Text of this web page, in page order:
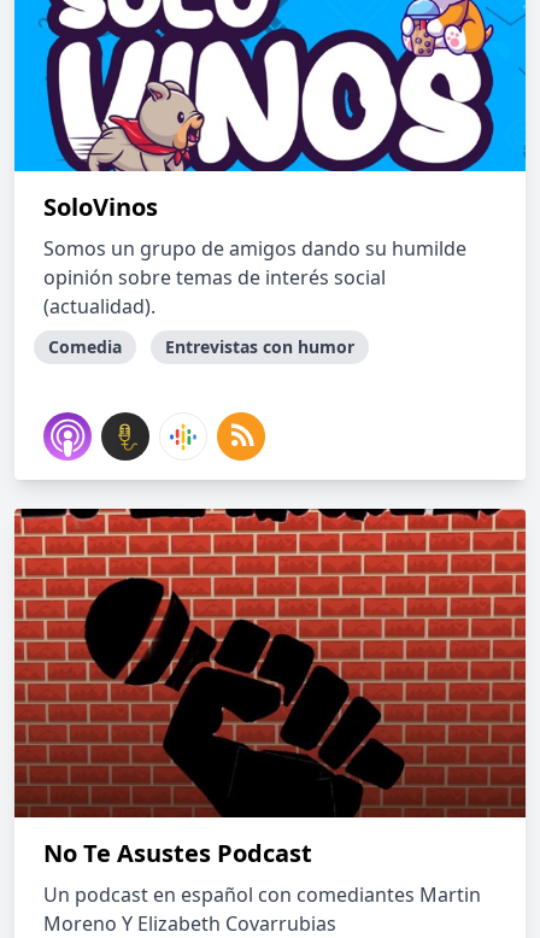
SoloVinos
Somos un grupo de amigos dando su humilde
opinión sobre temas de interés social
(actualidad).
Comedia Entrevistas con humor
No Te Asustes Podcast
Un podcast en español con comediantes Martin
Moreno Y Elizabeth Covarrubias